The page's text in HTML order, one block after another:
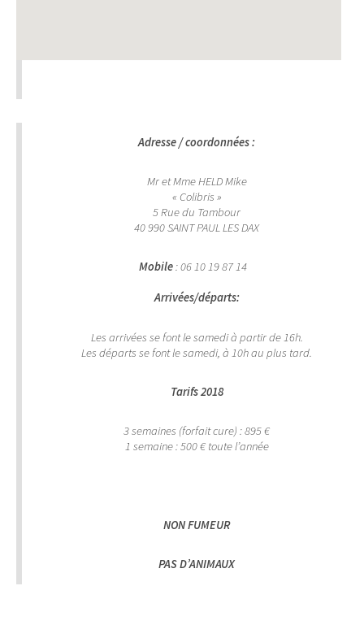
A Saint Paul lès Dax, et à proximité immédiate des thermes et du lac
Adresse / coordonnées :
Mr et Mme HELD Mike
« Colibris »
5 Rue du Tambour
40 990 SAINT PAUL LES DAX
Mobile: 06 10 19 87 14
Arrivées/départs:
Les arrivées se font le samedi à partir de 16h.
Les départs se font le samedi, à 10h au plus tard.
Tarifs 2018
3 semaines (forfait cure) : 895 €
1 semaine : 500 € toute l’année
NON FUMEUR
PAS D’ANIMAUX